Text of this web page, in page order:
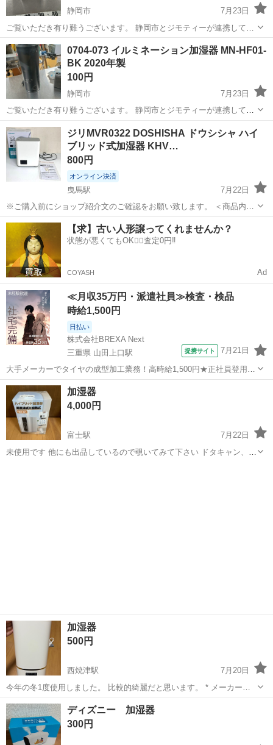
静岡市
7月23日
ご覧いただき有り難うございます。 静岡市とジモティーが連携して運
営しています。 粗⼤ごみ等の減量を⽬的に、まだ使えるものをリユー
スしています。 ★★★★★ ご自宅にある不要品を是非ジモティースポ
ットへお持...
静岡 静岡市 季節、空調家電
0704-073 イルミネーション加湿器 MN-HF01-
BK 2020年製
100円
静岡市
7月23日
ご覧いただき有り難うございます。 静岡市とジモティーが連携して運
営しています。 粗⼤ごみ等の減量を⽬的に、まだ使えるものをリユー
スしています。 ★★★★★ ご自宅にある不要品を是非ジモティースポ
ットへお持...
静岡 静岡市 季節、空調家電
ジリMVR0322 DOSHISHA ドウシシャ ハイ
ブリッド式加湿器 KHV…
800円
オンライン決済
曳馬駅
7月22日
※ご購入前にショップ紹介文のご確認をお願い致します。 ＜商品内容
＞ 「DOSHISHA ドウシシャ ハイブリッド式加湿器 KHV-502 2020
年製」 型番：KHV-502 カラー：ホワイト サイズ（約）：幅...
静岡 浜松市 曳馬駅 季節、空調家電 ドウシシャ
【求】古い人形譲ってくれませんか？
状態が悪くてもOK🙆‍♀️査定0円‼️
COYASH Ad
≪月収35万円・派遣社員≫検査・検品
時給1,500円
日払い
株式会社BREXA Next
三重県 山田上口駅
提携サイト 7月21日
大手メーカーでタイヤの成型加工業務！高時給1,500円★正社員登用制
度あり！ワンルーム寮完備！マイカー通勤OK！無料駐車場あり！《三
重県伊勢市》 人気の工場のお仕事 ◇タイヤの製造◇ トラック・バ
ス・RV車用を中心とした...
三重 伊勢市 山田上口駅
加湿器
4,000円
富士駅
7月22日
未使用です 他にも出品しているので覗いてみて下さい ドタキャン、一
加湿器
500円
西焼津駅
7月20日
今年の冬1度使用しました。 比較的綺麗だと思います。 * メーカー：
マクロス（macros） * 商品名：超音波式加湿器 * 型番：DKW-2130 *
製造年：2021年製 * 定格：AC100V / 50・60Hz *...
静岡 焼津市 西焼津駅 季節、空調家電
ディズニー 加湿器
300円